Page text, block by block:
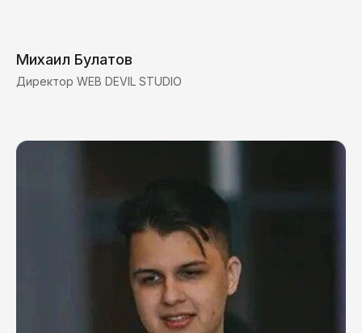
Михаил Булатов
Директор WEB DEVIL STUDIO